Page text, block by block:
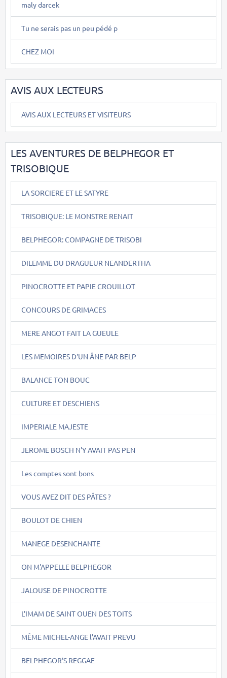
maly darcek
Tu ne serais pas un peu pédé p
CHEZ MOI
AVIS AUX LECTEURS
AVIS AUX LECTEURS ET VISITEURS
LES AVENTURES DE BELPHEGOR ET
TRISOBIQUE
LA SORCIERE ET LE SATYRE
TRISOBIQUE: LE MONSTRE RENAIT
BELPHEGOR: COMPAGNE DE TRISOBI
DILEMME DU DRAGUEUR NEANDERTHA
PINOCROTTE ET PAPIE CROUILLOT
CONCOURS DE GRIMACES
MERE ANGOT FAIT LA GUEULE
LES MEMOIRES D'UN ÂNE PAR BELP
BALANCE TON BOUC
CULTURE ET DESCHIENS
IMPERIALE MAJESTE
JEROME BOSCH N'Y AVAIT PAS PEN
Les comptes sont bons
VOUS AVEZ DIT DES PÂTES ?
BOULOT DE CHIEN
MANEGE DESENCHANTE
ON M'APPELLE BELPHEGOR
JALOUSE DE PINOCROTTE
L'IMAM DE SAINT OUEN DES TOITS
MÊME MICHEL-ANGE l'AVAIT PREVU
BELPHEGOR'S REGGAE